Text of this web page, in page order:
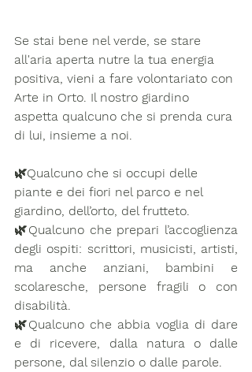
Se stai bene nel verde, se stare
all'aria aperta nutre la tua energia
positiva, vieni a fare volontariato con
Arte in Orto. Il nostro giardino
aspetta qualcuno che si prenda cura
di lui, insieme a noi.
🌿Qualcuno che si occupi delle
piante e dei fiori nel parco e nel
giardino, dell’orto, del frutteto.
🌿Qualcuno che prepari l’accoglienza
degli ospiti: scrittori, musicisti, artisti,
ma anche anziani, bambini e
scolaresche, persone fragili o con
disabilità.
🌿Qualcuno che abbia voglia di dare
e di ricevere, dalla natura o dalle
persone, dal silenzio o dalle parole.